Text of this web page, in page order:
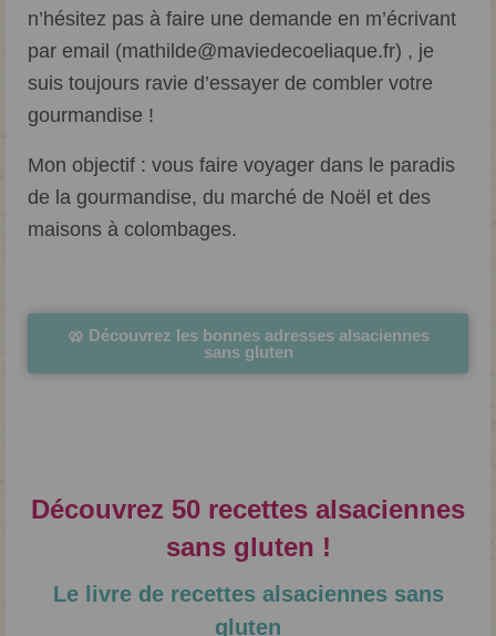
n’hésitez pas à faire une demande en m’écrivant
par email (mathilde@maviedecoeliaque.fr) , je
suis toujours ravie d’essayer de combler votre
gourmandise !
Mon objectif : vous faire voyager dans le paradis
de la gourmandise, du marché de Noël et des
maisons à colombages.
🥨 Découvrez les bonnes adresses alsaciennes
sans gluten
Découvrez 50 recettes alsaciennes
sans gluten !
Le livre de recettes alsaciennes sans
gluten